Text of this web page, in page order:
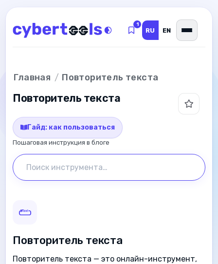
К содержимому
1
RU EN
Главная Повторитель текста
Повторитель текста
Гайд: как пользоваться
Пошаговая инструкция в блоге
Поиск инструмента…
Повторитель текста
Повторитель текста — это онлайн-инструмент,